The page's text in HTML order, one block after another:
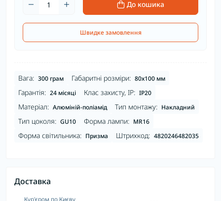
До кошика
Швидке замовлення
Вага: 300 грам Габаритні розміри: 80х100 мм
Гарантія: 24 місяці Клас захисту, IP: IP20
Матеріал: Алюміній-поліамід Тип монтажу: Накладний
Тип цоколя: GU10 Форма лампи: MR16
Форма світильника: Призма Штрихкод: 4820246482035
Доставка
Кур'єром по Києву